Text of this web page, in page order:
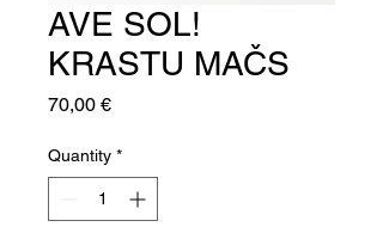
AVE SOL!
KRASTU MAČS
70,00 €Price
Quantity *